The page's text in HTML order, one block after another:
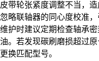
皮带轮张紧度调整不当，
忽略联轴器的同心度校准
维护时建议定期检查轴承密
油。若发现碳刷磨损超过
更换匹配型号。